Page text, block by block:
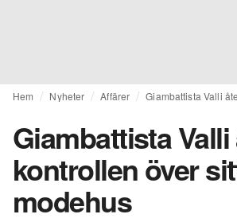
Hem Nyheter Affärer
Giambattista
kontrollen över
modehus